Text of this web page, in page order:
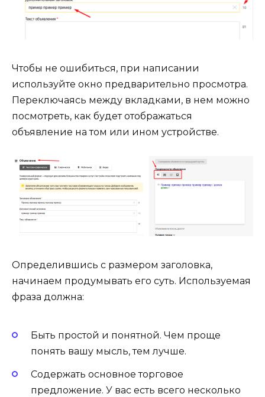
Чтобы не ошибиться, при написании
используйте окно предварительно просмотра.
Переключаясь между вкладками, в нем можно
посмотреть, как будет отображаться
объявление на том или ином устройстве.
Определившись с размером заголовка,
начинаем продумывать его суть. Используемая
фраза должна:
Быть простой и понятной. Чем проще
понять вашу мысль, тем лучше.
Содержать основное торговое
предложение. У вас есть всего несколько